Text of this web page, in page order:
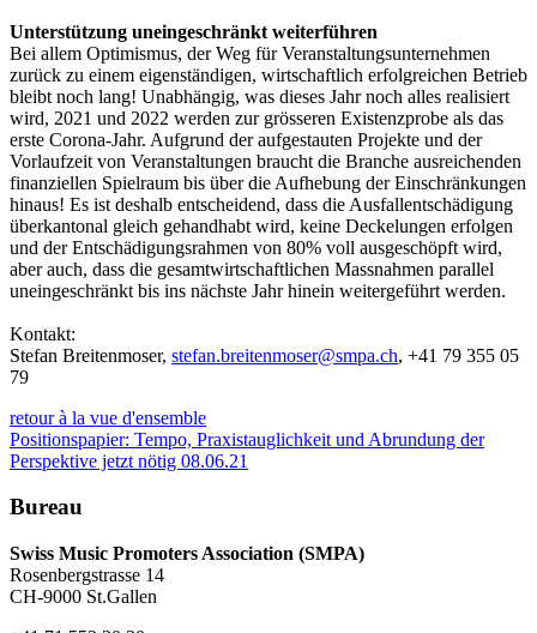
Unterstützung uneingeschränkt weiterführen
Bei allem Optimismus, der Weg für Veranstaltungsunternehmen
zurück zu einem eigenständigen, wirtschaftlich erfolgreichen Betrieb
bleibt noch lang! Unabhängig, was dieses Jahr noch alles realisiert
wird, 2021 und 2022 werden zur grösseren Existenzprobe als das
erste Corona-Jahr. Aufgrund der aufgestauten Projekte und der
Vorlaufzeit von Veranstaltungen braucht die Branche ausreichenden
finanziellen Spielraum bis über die Aufhebung der Einschränkungen
hinaus! Es ist deshalb entscheidend, dass die Ausfallentschädigung
überkantonal gleich gehandhabt wird, keine Deckelungen erfolgen
und der Entschädigungsrahmen von 80% voll ausgeschöpft wird,
aber auch, dass die gesamtwirtschaftlichen Massnahmen parallel
uneingeschränkt bis ins nächste Jahr hinein weitergeführt werden.
Kontakt:
Stefan Breitenmoser, stefan.breitenmoser@smpa.ch, +41 79 355 05
79
retour à la vue d'ensemble
Positionspapier: Tempo, Praxistauglichkeit und Abrundung der
Perspektive jetzt nötig 08.06.21
Bureau
Swiss Music Promoters Association (SMPA)
Rosenbergstrasse 14
CH-9000 St.Gallen